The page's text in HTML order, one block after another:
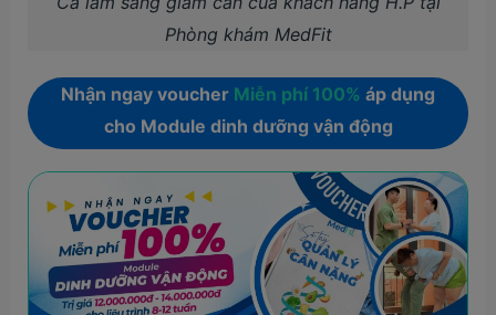
Phòng khám MedFit
Nhận ngay voucher Miễn phí 100% áp dụng
cho Module dinh dưỡng vận động